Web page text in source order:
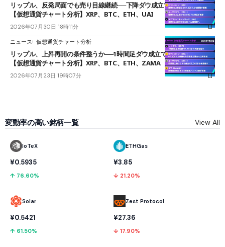
リップル、反発局面でも売り目線継続──下降ダウ成立で下値追う展開
【仮想通貨チャート分析】XRP、BTC、ETH、UAI
2026年07月30日 18時11分
ニュース 仮想通貨チャート分析
リップル、上昇再開の条件整うか──1時間足ダウ成立で1.185ドルを狙う
【仮想通貨チャート分析】XRP、BTC、ETH、ZAMA
2026年07月23日 19時07分
変動率の高い銘柄一覧 View All
IoTeX
¥0.5935
↑ 76.60%
Solar
¥0.5421
↑ 61.50%
ETHGas
¥3.85
↓ 21.20%
Zest Protocol
¥27.36
↓ 17.90%